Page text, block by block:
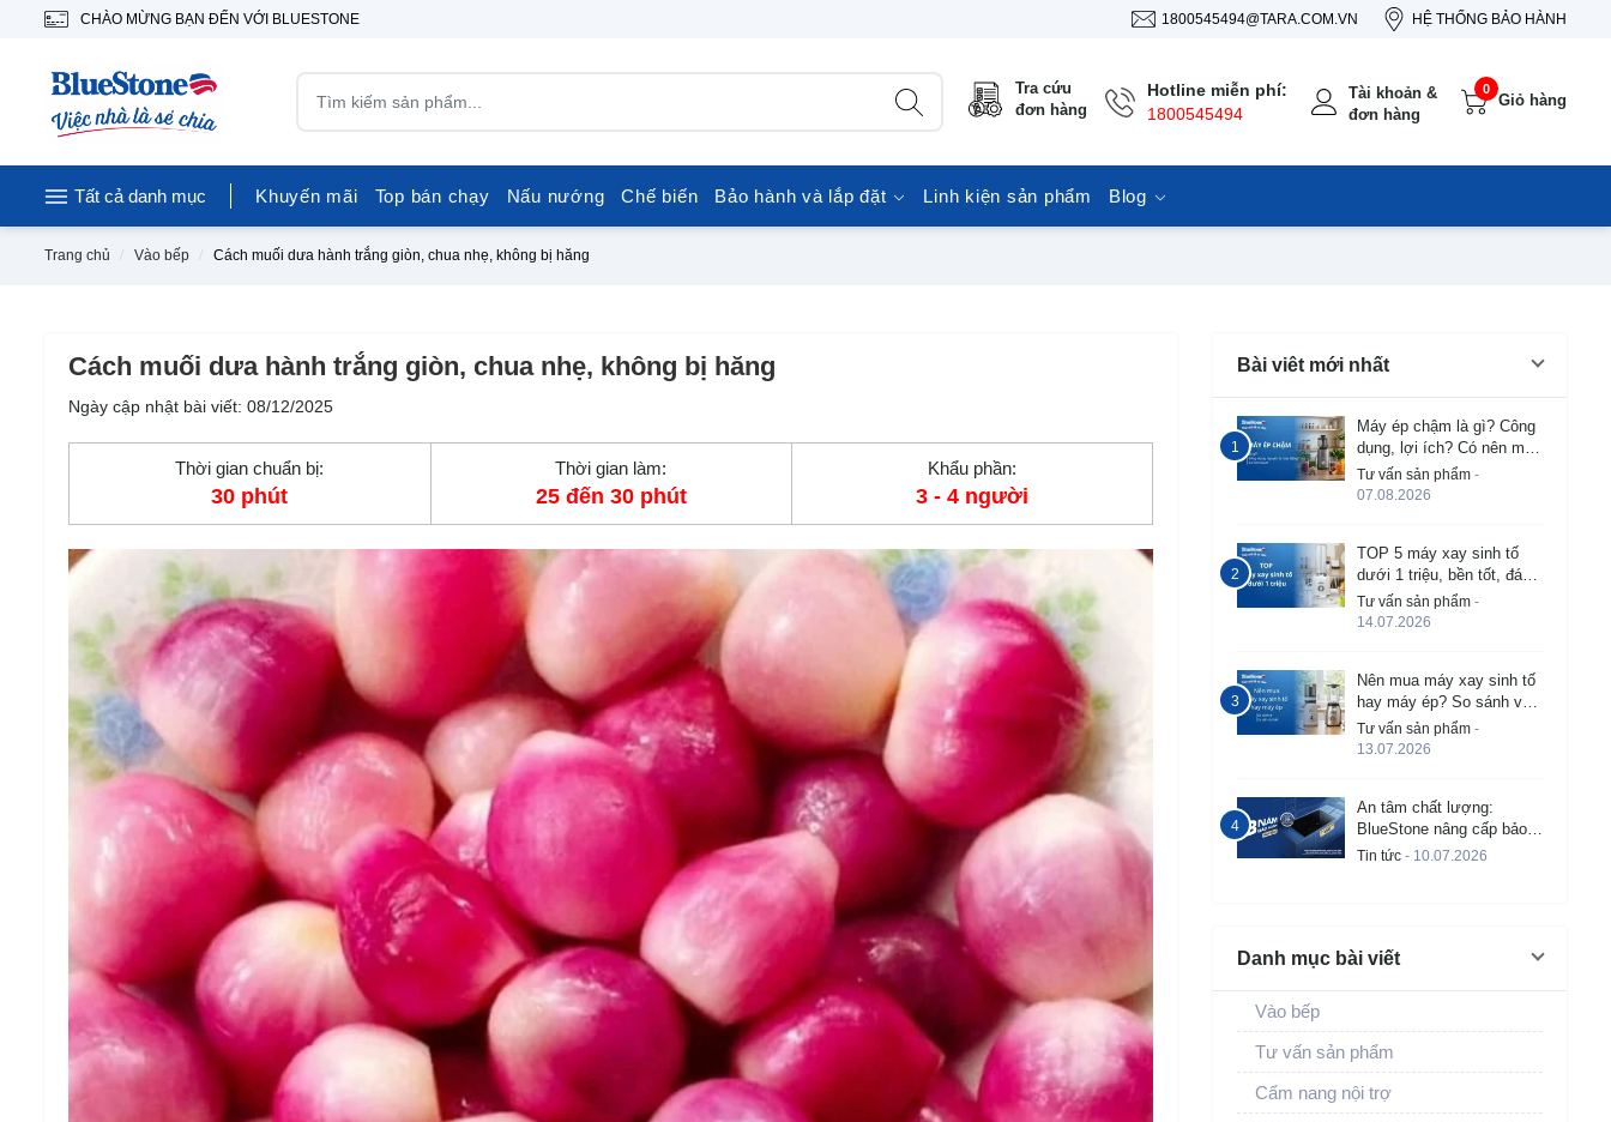
CHÀO MỪNG BẠN ĐẾN VỚI BLUESTONE 1800545494@TARA.COM.VN HỆ THỐNG BẢO HÀNH
Tra cứu
đơn hàng
Hotline miễn phí:
1800545494
Tài khoản &
đơn hàng
0
Giỏ hàng
Tất cả danh mục Khuyến mãi Top bán chạy Nấu nướng Chế biến Bảo hành và lắp đặt Linh kiện sản phẩm Blog
Trang chủ Vào bếp Cách muối dưa hành trắng giòn, chua nhẹ, không bị hăng
Cách muối dưa hành trắng giòn, chua nhẹ, không bị hăng
Ngày cập nhật bài viết: 08/12/2025
Thời gian chuẩn bị:
30 phút
Thời gian làm:
25 đến 30 phút
Khẩu phần:
3 - 4 người
Bài viêt mới nhất
Máy ép chậm là gì? Công
dụng, lợi ích? Có nên mua
không?
Tư vấn sản phẩm -
07.08.2026
TOP 5 máy xay sinh tố
dưới 1 triệu, bền tốt, đáng
mua 2026
Tư vấn sản phẩm -
14.07.2026
Nên mua máy xay sinh tố
hay máy ép? So sánh và
tư vấn chi tiết
Tư vấn sản phẩm -
13.07.2026
An tâm chất lượng:
BlueStone nâng cấp bảo
hành bếp từ âm lên đến 3
Tin tức - 10.07.2026
Danh mục bài viết
Vào bếp
Tư vấn sản phẩm
Cẩm nang nội trợ